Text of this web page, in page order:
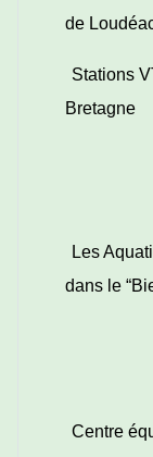
de
Stations
Bretagne
Les
dans le
Centre